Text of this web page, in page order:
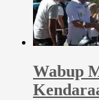
Wabup